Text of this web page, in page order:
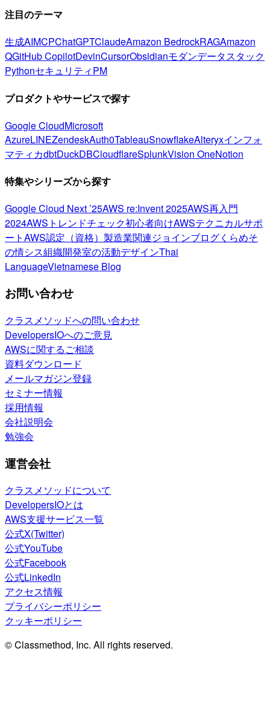
注目のテーマ
生成AIMCPChatGPTClaudeAmazon BedrockRAGAmazon
QGitHub CopilotDevinCursorObsidianモダンデータスタック
PythonセキュリティPM
プロダクトやサービスで探す
Google CloudMicrosoft
AzureLINEZendeskAuth0TableauSnowflakeAlteryxインフォ
マティカdbtDuckDBCloudflareSplunkVision OneNotion
特集やシリーズから探す
Google Cloud Next ’25AWS re:Invent 2025AWS再入門
2024AWSトレンドチェック初心者向けAWSテクニカルサポ
ートAWS認定（資格） 製造業関連ジョインブログくらめそ
の情シス組織開発室の活動デザインThai
LanguageVietnamese Blog
お問い合わせ
クラスメソッドへの問い合わせ
DevelopersIOへのご意見
AWSに関するご相談
資料ダウンロード
メールマガジン登録
セミナー情報
採用情報
会社説明会
勉強会
運営会社
クラスメソッドについて
DevelopersIOとは
AWS支援サービス一覧
公式X(Twitter)
公式YouTube
公式Facebook
公式LinkedIn
アクセス情報
プライバシーポリシー
クッキーポリシー
© Classmethod, Inc. All rights reserved.